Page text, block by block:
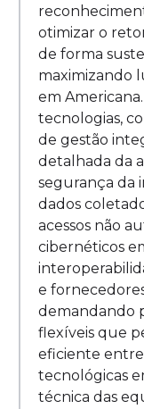
otimizar o
de forma
maximizando
em
tecnologias,
de gestão
detalhada da
segurança da
dados
acessos não
cibernéticos
e
demandando
flexíveis que
eficiente entre
tecnológicas
técnica das